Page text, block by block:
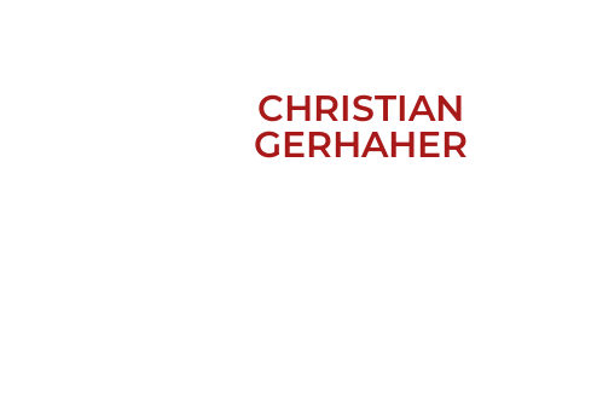
CHRISTIAN
GERHAHER